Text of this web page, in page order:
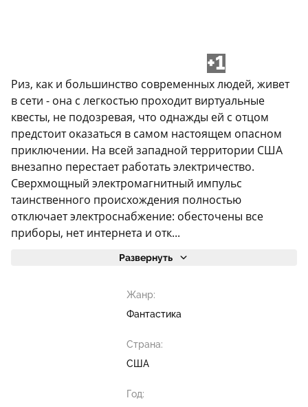
+1
Риз, как и большинство современных людей, живет
в сети - она с легкостью проходит виртуальные
квесты, не подозревая, что однажды ей с отцом
предстоит оказаться в самом настоящем опасном
приключении. На всей западной территории США
внезапно перестает работать электричество.
Сверхмощный электромагнитный импульс
таинственного происхождения полностью
отключает электроснабжение: обесточены все
приборы, нет интернета и отк...
Развернуть
Жанр:
Фантастика
Страна:
США
Год: